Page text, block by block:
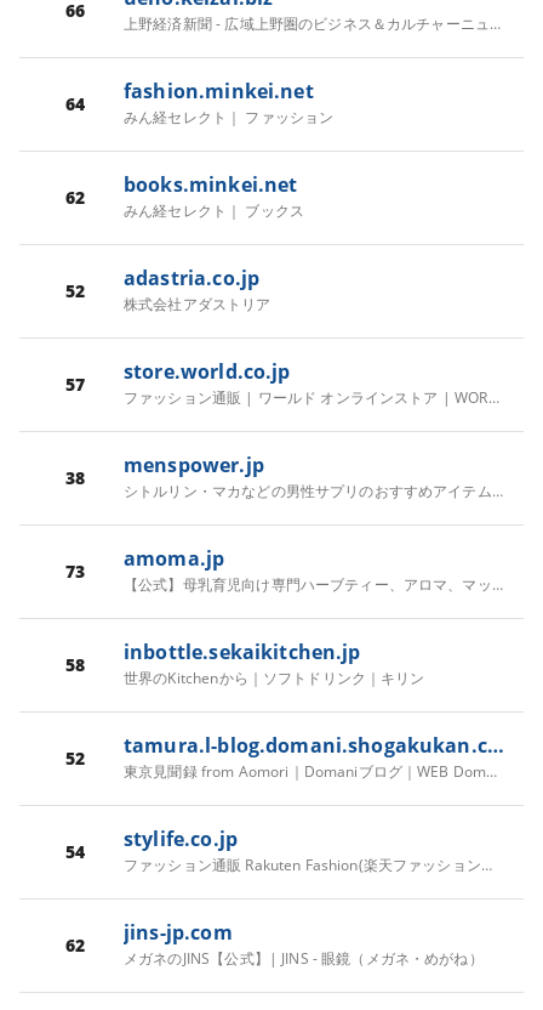
66
上野経済新聞 - 広域上野圏のビジネス＆カルチャーニュース
64 fashion.minkei.net
みん経セレクト｜ ファッション
62 books.minkei.net
みん経セレクト｜ ブックス
52 adastria.co.jp
株式会社アダストリア
57 store.world.co.jp
ファッション通販 | ワールド オンラインストア | WORLD ONLINE STORE
38 menspower.jp
シトルリン・マカなどの男性サプリのおすすめアイテムの通販![メンズパワーストア]
73 amoma.jp
【公式】母乳育児向け専門ハーブティー、アロマ、マッサージオイル｜AMOMA natural care通販サイト
58 inbottle.sekaikitchen.jp
世界のKitchenから｜ソフトドリンク｜キリン
52 tamura.l-blog.domani.shogakukan.co.jp
東京見聞録 from Aomori｜Domaniブログ｜WEB Domani｜小学館
54 stylife.co.jp
ファッション通販 Rakuten Fashion(楽天ファッション／旧楽天ブランドアベニュー)
62 jins-jp.com
メガネのJINS【公式】| JINS - 眼鏡（メガネ・めがね）